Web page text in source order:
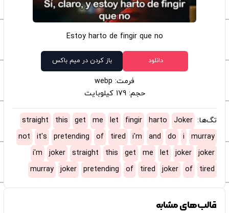
Estoy harto de fingir que no
دانلود باز کردن در میم باکس
فرمت: webp
حجم: 179 کیلوبایت
تگ‌ها: Joker
harto
fingir
let
me
get
this
straight
murray
i
do
and
i'm
tired
of
pretending
it's
not
joker
joker
let
me
get
this
straight
joker
i'm
tired
of
joker
tired
of
pretending
joker
murray
قالب‌های مشابه